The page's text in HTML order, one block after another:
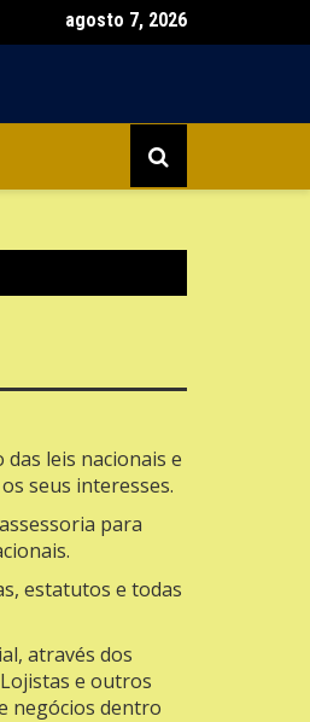
agosto 7, 2026
leis nacionais e
seus interesses.
para
estatutos e todas
através dos
e outros
negócios dentro